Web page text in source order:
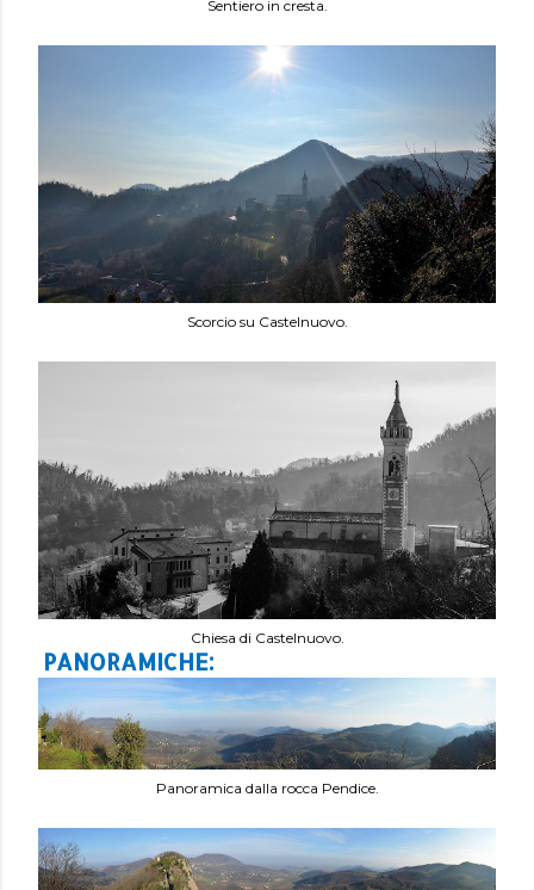
Sentiero in cresta.
Scorcio su Castelnuovo.
Chiesa di Castelnuovo.
PANORAMICHE:
Panoramica dalla rocca Pendice.